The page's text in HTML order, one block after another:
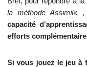
la méthode Assimil« ,
capacité
efforts
Si vous jouez le jeu à